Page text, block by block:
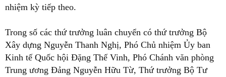
nhiệm kỳ tiếp theo.
Trong số các thứ trưởng luân chuyển có thứ trưởng Bộ
Xây dựng Nguyễn Thanh Nghị, Phó Chủ nhiệm Ủy ban
Kinh tế Quốc hội Đặng Thế Vinh, Phó Chánh văn phòng
Trung ương Đảng Nguyễn Hữu Từ, Thứ trưởng Bộ Tư